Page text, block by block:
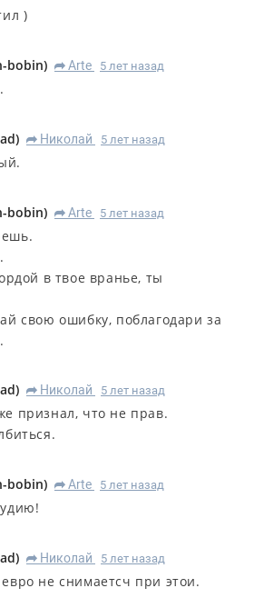
)
bobin) R Arte 5 лет назад
) R Николай 5 лет назад
bobin) R Arte 5 лет назад
в твое вранье, ты
свою ошибку, поблагодари за
) R Николай 5 лет назад
признал, что не прав.
bobin) R Arte 5 лет назад
) R Николай 5 лет назад
не снимаетсч при этои.